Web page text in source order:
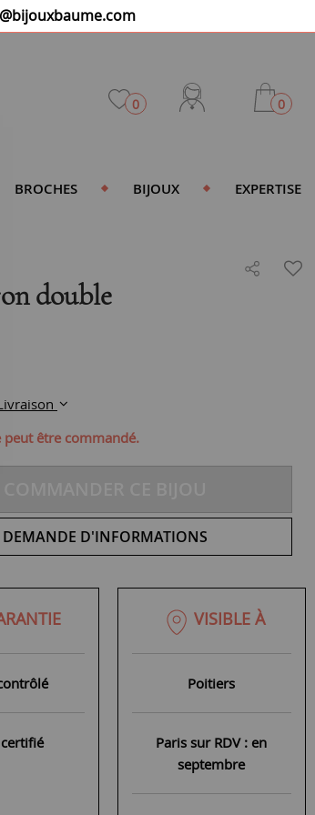
0 0
BROCHES BIJOUX EXPERTISE
double
être commandé.
DEMANDE D'INFORMATIONS
VISIBLE À
Poitiers
Paris sur RDV : en
septembre